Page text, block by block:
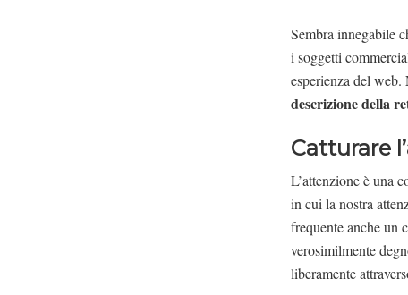
Sembra innegabile
i soggetti
esperienza del web.
descrizione della
Catturare
L’attenzione è una
in cui la nostra
frequente anche un
verosimilmente
liberamente